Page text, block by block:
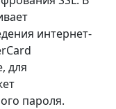
интернет-
для
пароля.